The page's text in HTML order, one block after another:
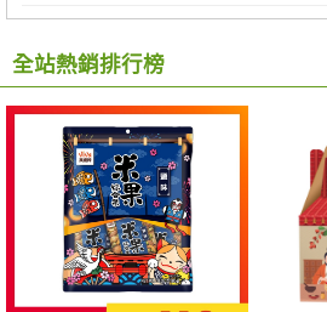
全站熱銷排行榜